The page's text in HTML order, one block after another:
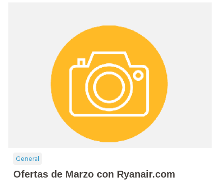
General
Ofertas de Marzo con Ryanair.com